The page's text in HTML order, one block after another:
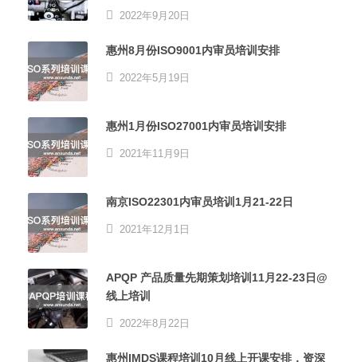
2022年9月20日
惠州8月份ISO9001内审员培训安排
2022年5月19日
惠州1月份ISO27001内审员培训安排
2021年11月9日
南京ISO22301内审员培训1月21-22日
2021年12月1日
APQP 产品质量先期策划培训11月22-23日@
线上培训
2022年8月22日
惠州IMDS课程培训10月线上开课安排，资深